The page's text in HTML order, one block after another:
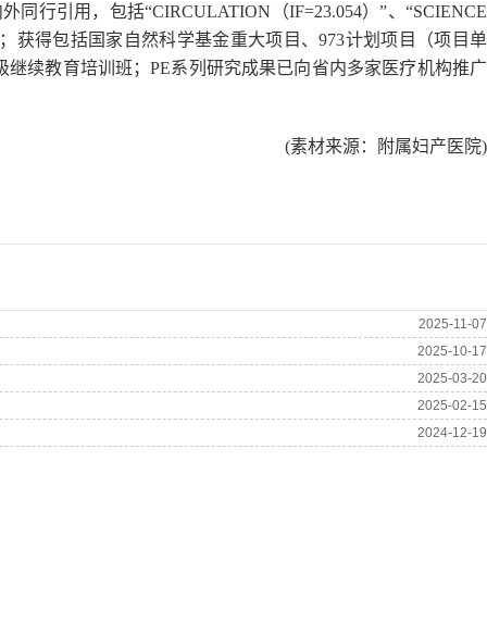
同行引用，包括“CIRCULATION （IF=23.054）”、“SCIENCE
获得包括国家自然科学基金重大项目、973计划项目（项目单
继续教育培训班；PE系列研究成果已向省内多家医疗机构推广
(素材来源：附属妇产医院)